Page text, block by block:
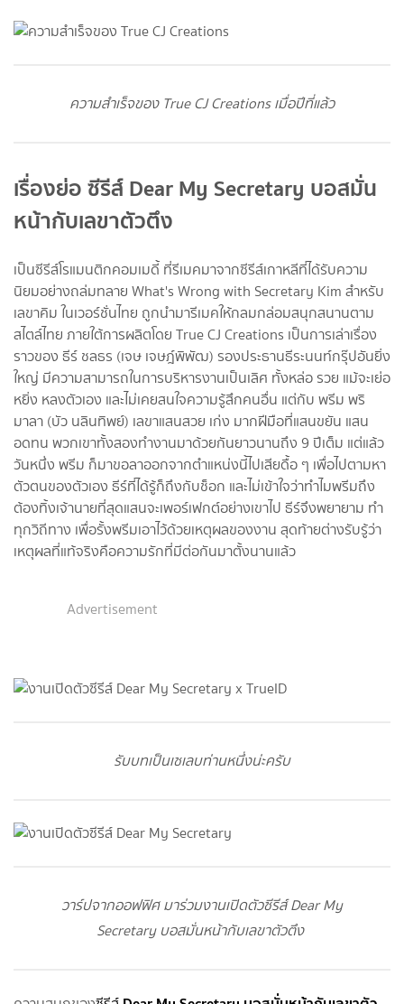
ความสำเร็จของ True CJ Creations เมื่อปีที่แล้ว
เรื่องย่อ ซีรีส์ Dear My Secretary บอสมั่น
หน้ากับเลขาตัวตึง
เป็นซีรีส์โรแมนติกคอมเมดี้ ที่รีเมคมาจากซีรีส์เกาหลีที่ได้รับความ
นิยมอย่างถล่มทลาย What's Wrong with Secretary Kim สำหรับ
เลขาคิม ในเวอร์ชั่นไทย ถูกนำมารีเมคให้กลมกล่อมสนุกสนานตาม
สไตล์ไทย ภายใต้การผลิตโดย True CJ Creations เป็นการเล่าเรื่อง
ราวของ ธีร์ ชลธร (เจษ เจษฎ์พิพัฒ) รองประธานธีระนนท์กรุ๊ปอันยิ่ง
ใหญ่ มีความสามารถในการบริหารงานเป็นเลิศ ทั้งหล่อ รวย แม้จะเย่อ
หยิ่ง หลงตัวเอง และไม่เคยสนใจความรู้สึกคนอื่น แต่กับ พรีม พริ
มาลา (บัว นลินทิพย์) เลขาแสนสวย เก่ง มากฝีมือที่แสนขยัน แสน
อดทน พวกเขาทั้งสองทํางานมาด้วยกันยาวนานถึง 9 ปีเต็ม แต่แล้ว
วันหนึ่ง พรีม ก็มาขอลาออกจากตําแหน่งนี้ไปเสียดื้อ ๆ เพื่อไปตามหา
ตัวตนของตัวเอง ธีร์ที่ได้รู้ก็ถึงกับช็อก และไม่เข้าใจว่าทําไมพรีมถึง
ต้องทิ้งเจ้านายที่สุดแสนจะเพอร์เฟกต์อย่างเขาไป ธีร์จึงพยายาม ทํา
ทุกวิถีทาง เพื่อรั้งพรีมเอาไว้ด้วยเหตุผลของงาน สุดท้ายต่างรับรู้ว่า
เหตุผลที่แท้จริงคือความรักที่มีต่อกันมาตั้งนานแล้ว
Advertisement
รับบทเป็นเซเลบท่านหนึ่งน่ะครับ
วาร์ปจากออฟฟิศ มาร่วมงานเปิดตัวซีรีส์ Dear My
Secretary บอสมั่นหน้ากับเลขาตัวตึง